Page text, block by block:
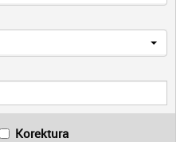
Korektura